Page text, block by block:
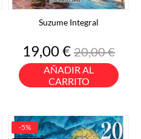
Suzume Integral
Precio
19,00 €Precio
base
20,00 €
AÑADIR AL
CARRITO
-5%